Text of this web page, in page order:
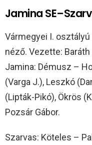
Jamina
Vármegyei I.
néző. Vezette:
Jamina: Démusz –
(Varga J.), Leszkó
(Lipták-Pikó), Ökrös
Pozsár Gábor.
Szarvas: Köteles –